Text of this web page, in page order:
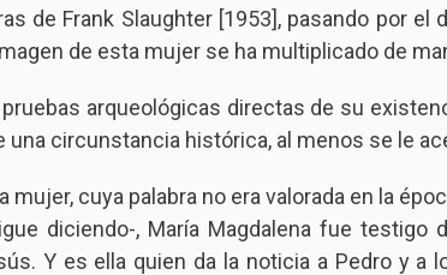
de Frank Slaughter [1953], pasando por el
de esta mujer se ha multiplicado de
arqueológicas directas de su
una circunstancia histórica, al menos se le
mujer, cuya palabra no era valorada en la
diciendo-, María Magdalena fue testigo
Y es ella quien da la noticia a Pedro y a